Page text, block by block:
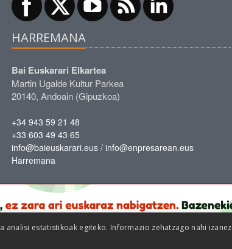
HARREMANA
Bai Euskarari Elkartea
Martin Ugalde Kultur Parkea
20140, Andoain (Gipuzkoa)
+34 943 59 21 48
+33 603 49 43 65
info@baieuskarari.eus / info@enpresarean.eus
Harremana
estatistikoak egiteko. Informazio zehatzago nahi izanez